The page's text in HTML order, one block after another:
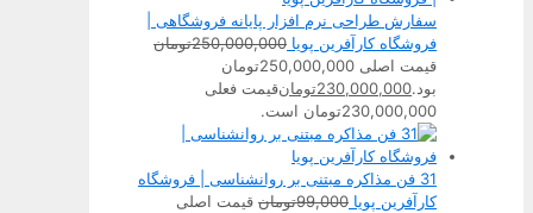
سفارش طراحی نرم افزار پایانه فروشگاهی |
فروشگاه کارآفرین پویا 250,000,000تومان
قیمت اصلی 250,000,000تومان
بود.230,000,000تومانقیمت فعلی
230,000,000تومان است.
31 فن مذاکره مبتنی بر روانشناسی | فروشگاه
کارآفرین پویا 99,000تومان قیمت اصلی